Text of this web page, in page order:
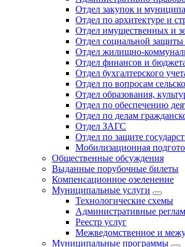
Отдел закупок и
Отдел по архитектуре и
Отдел имущественных и
Отдел социальной защиты
Отдел жилищно-
Отдел финансов и
Отдел бухгалтерского
Отдел по вопросам
Отдел образования,
Отдел по обеспечению
Отдел по делам
Отдел ЗАГС
Отдел по защите
Мобилизационная
Общественные обсуждения
Выданные порубочные билеты
Компенсационное озеленение
Муниципальные услуги
Технологические схемы
Административные
Реестр услуг
Межведомственное и
Муниципальные программы